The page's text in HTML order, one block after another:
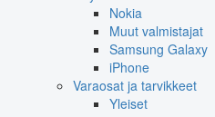
Nokia
Muut valmistajat
Samsung Galaxy
iPhone
Varaosat ja tarvikkeet
Yleiset